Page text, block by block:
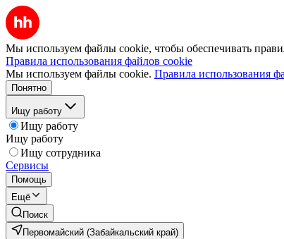
Мы используем файлы cookie, чтобы обеспечивать
Правила использования файлов cookie
Мы используем файлы cookie. Правила использования
Понятно
Ищу работу
Ищу работу
Ищу работу
Ищу сотрудника
Сервисы
Помощь
Ещё
Поиск
Первомайский (Забайкальский край)